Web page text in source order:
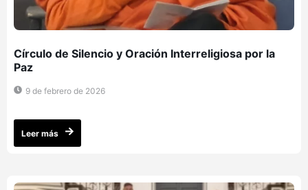
Círculo de Silencio y Oración Interreligiosa por la
Paz
9 de febrero de 2026
Leer más